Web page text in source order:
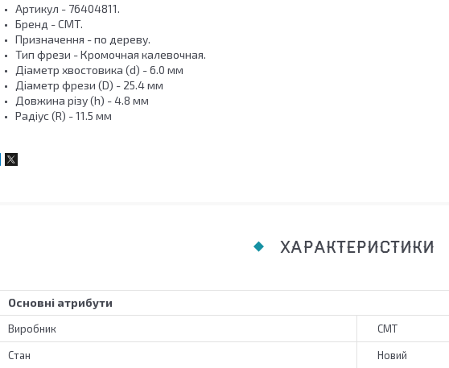
Артикул - 76404811.
Бренд - CMT.
Призначення - по дереву.
Тип фрези - Кромочная калевочная.
Діаметр хвостовика (d) - 6.0 мм
Діаметр фрези (D) - 25.4 мм
Довжина різу (h) - 4.8 мм
Радіус (R) - 11.5 мм
ХАРАКТЕРИСТИКИ
Основні атрибути
Виробник CMT
Стан Новий